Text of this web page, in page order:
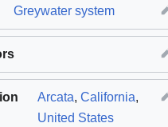
Greywater system
Arcata, California,
United States